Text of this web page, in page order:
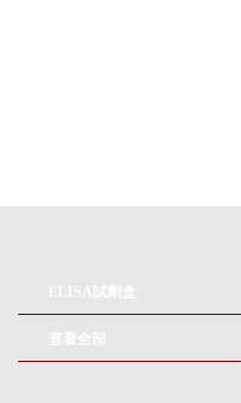
ELISA試劑盒
查看全部